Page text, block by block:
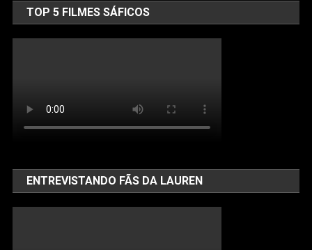
TOP 5 FILMES SÁFICOS
ENTREVISTANDO FÃS DA LAUREN